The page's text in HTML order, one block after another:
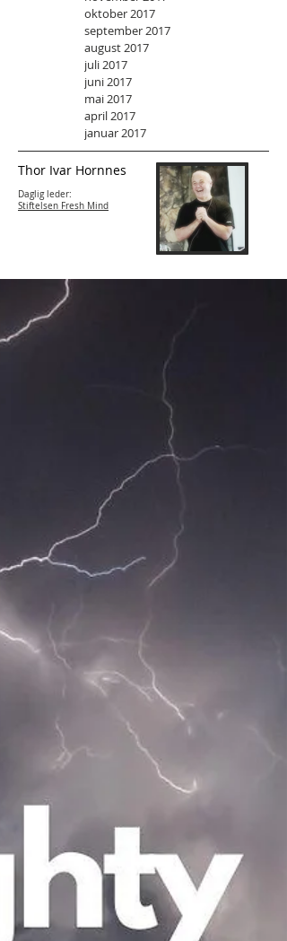
Thor Ivar Hornnes
Daglig leder:
Stiftelsen Fresh Mind
oktober 2017
september 2017
august 2017
juli 2017
juni 2017
mai 2017
april 2017
januar 2017